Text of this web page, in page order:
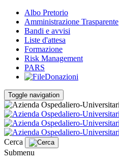
Albo Pretorio
Amministrazione Trasparente
Bandi e avvisi
Liste d'attesa
Formazione
Risk Management
PARS
Donazioni
Toggle navigation
Cerca
Submenu